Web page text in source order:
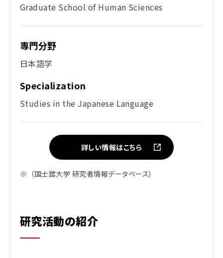
Graduate School of Human Sciences
専門分野
日本語学
Specialization
Studies in the Japanese Language
詳しい情報はこちら
※ （国士舘大学 研究者情報データベース）
研究活動の紹介